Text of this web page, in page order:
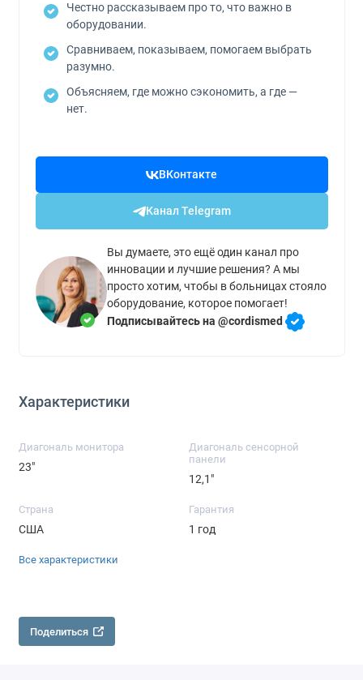
Честно рассказываем про то, что важно в
оборудовании.
Сравниваем, показываем, помогаем выбрать
разумно.
Объясняем, где можно сэкономить, а где —
нет.
ВКонтакте
Канал Telegram
Вы думаете, это ещё один канал про
инновации и лучшие решения? А мы
просто хотим, чтобы в больницах стояло
оборудование, которое помогает!
Подписывайтесь на @cordismed
Характеристики
Диагональ монитора
23"
Диагональ сенсорной
панели
12,1"
Страна
США
Гарантия
1 год
Все характеристики
Поделиться